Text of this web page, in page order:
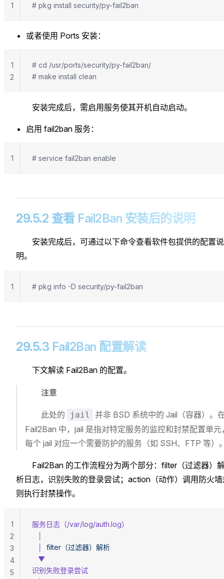
# pkg install security/py-fail2ban
1
或者使用 Ports 安装：
# cd /usr/ports/security/py-fail2ban/
# make install clean
1
2
安装完成后，需启用服务使其开机自动启动。
启用 fail2ban 服务：
# service fail2ban enable
1
29.5.2 查看 Fail2Ban 安装后的说明
安装完成后，可通过以下命令查看软件包提供的配置说
明。
# pkg info -D security/py-fail2ban
1
29.5.3 Fail2Ban 配置解读
下文解读 Fail2Ban 的配置。
注意
此处的 jail
并非 BSD 系统中的 Jail（容器）。
Fail2Ban 中，jail 是指对特定服务的监控和封禁配置单元
每个 jail 对应一个需要防护的服务（如 SSH、FTP 等）
Fail2Ban 的工作流程分为两个部分：filter（过滤器）
析日志，识别失败的登录尝试；action（动作）调用防火
则执行封禁操作。
服务日志（/var/log/auth.log）
  filter（过滤器）解析
   ▼
识别失败登录尝试
1
2
3
4
5